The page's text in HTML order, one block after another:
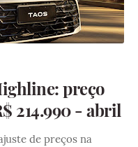
preço
214.990 - abril
de preços na